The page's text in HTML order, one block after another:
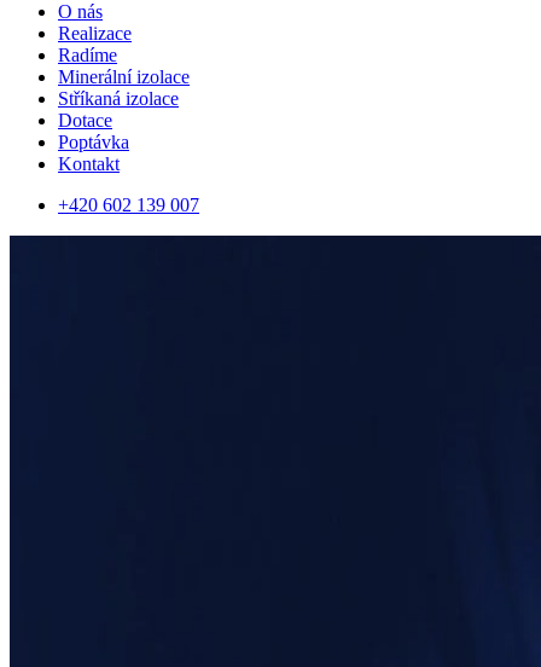
O nás
Realizace
Radíme
Minerální izolace
Stříkaná izolace
Dotace
Poptávka
Kontakt
+420 602 139 007